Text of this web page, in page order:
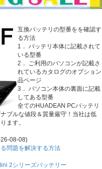
互換バッテリの型番をを確認す
る方法
1． バッテリ本体に記載されて
いる型番
2． ご利用のパソコンが記載さ
れているカタログのオプション
品ページ
3． パソコン本体の裏面に記載
してある型番
全てのHUADEAN PCバッテリ
ブルな値段＆質量厳守！当社は低
ます。
08-08)
問題を解決する方法
2シリーズバッテリー